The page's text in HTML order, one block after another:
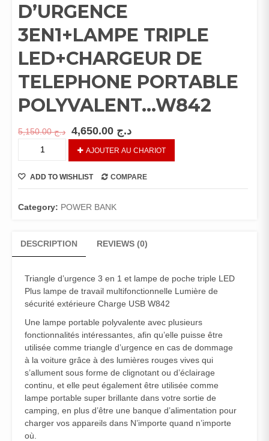
D’URGENCE
3EN1+LAMPE TRIPLE
LED+CHARGEUR DE
TELEPHONE PORTABLE
POLYVALENT…W842
د.ج5,150.00 د.ج
TRIPLE
DE
POLYVALENT...W842
quantity
AJOUTER AU CHARIOT
ADD TO WISHLIST COMPARE
Category: POWER BANK
DESCRIPTION REVIEWS (0)
Triangle d’urgence 3 en 1 et lampe de poche triple LED
Plus lampe de travail multifonctionnelle Lumière de
sécurité extérieure Charge USB W842
Une lampe portable polyvalente avec plusieurs
fonctionnalités intéressantes, afin qu’elle puisse être
utilisée comme triangle d’urgence en cas de dommage
à la voiture grâce à des lumières rouges vives qui
s’allument sous forme de clignotant ou d’éclairage
continu, et elle peut également être utilisée comme
lampe portable super brillante dans votre sortie de
camping, en plus d’être une banque d’alimentation pour
charger vos appareils dans N’importe quand n’importe
où.